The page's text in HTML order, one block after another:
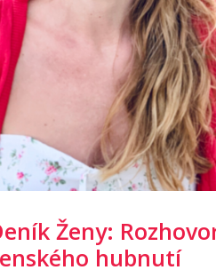
Ženy:
hubnutí